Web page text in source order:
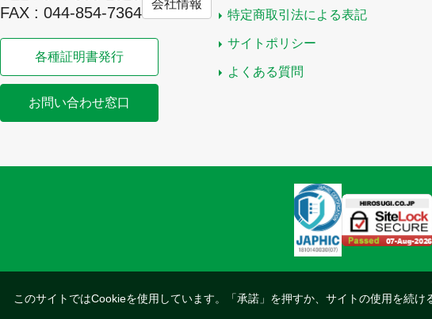
FAX : 044-854-7364
会社情報
各種証明書発行
お問い合わせ窓口
特定商取引法による表記
サイトポリシー
よくある質問
このサイトではCookieを使用しています。「承諾」を押すか、サイトの使用を続け